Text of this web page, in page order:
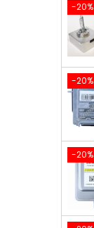
-20%
-20%
-20%